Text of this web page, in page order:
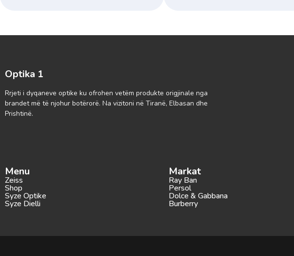
Optika 1
Rrjeti i dyqaneve optike ku ofrohen vetëm produkte origjinale nga
brandet më të njohur botërorë. Na vizitoni në Tiranë, Elbasan dhe
Prishtinë.
Menu
Zeiss
Shop
Syze Optike
Syze Dielli
Markat
Ray Ban
Persol
Dolce & Gabbana
Burberry